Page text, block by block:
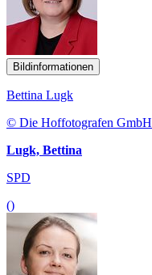
Bildinformationen
Bettina Lugk
© Die Hoffotografen GmbH
Lugk, Bettina
SPD
()